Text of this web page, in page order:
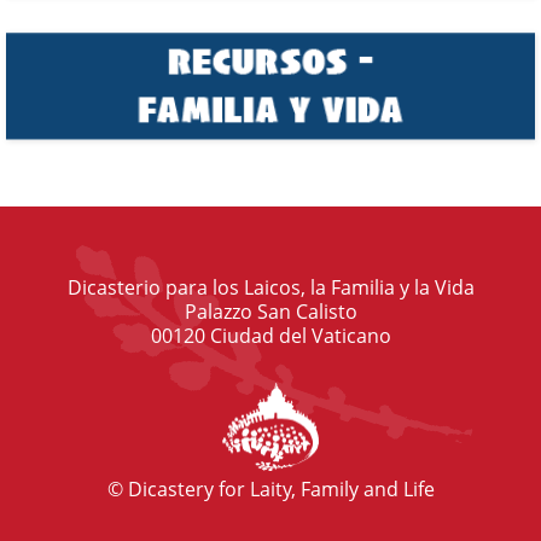
Dicasterio para los Laicos, la Familia y la Vida
Palazzo San Calisto
00120 Ciudad del Vaticano
© Dicastery for Laity, Family and Life